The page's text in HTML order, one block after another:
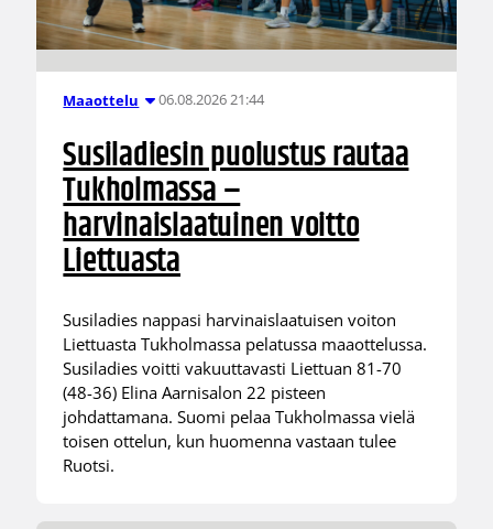
Maaottelu 06.08.2026 21:44
Susiladiesin puolustus rautaa
Tukholmassa –
harvinaislaatuinen voitto
Liettuasta
Susiladies nappasi harvinaislaatuisen voiton
Liettuasta Tukholmassa pelatussa maaottelussa.
Susiladies voitti vakuuttavasti Liettuan 81-70
(48-36) Elina Aarnisalon 22 pisteen
johdattamana. Suomi pelaa Tukholmassa vielä
toisen ottelun, kun huomenna vastaan tulee
Ruotsi.